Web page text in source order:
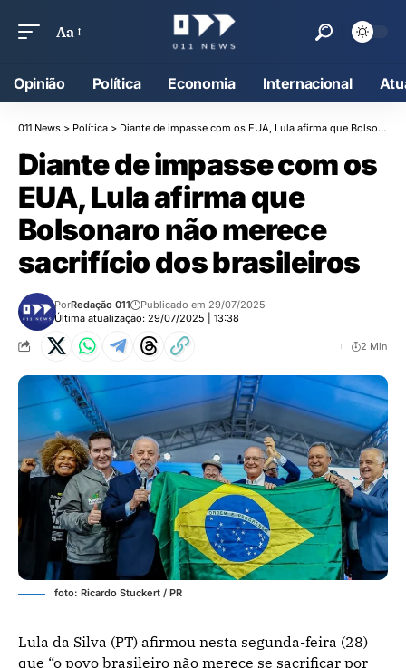
Aa
Opinião Política Economia Internacional
011 News > Política > Diante de impasse com os EUA, Lula afirma que Bolsonaro não merece sacrifício dos brasileiros
Diante de impasse com os
EUA, Lula afirma que
Bolsonaro não merece
sacrifício dos brasileiros
Última atualização: 29/07/2025 | 13:38
PorRedação 011 Publicado em 29/07/2025
2 Min
foto: Ricardo Stuckert / PR
Lula da Silva (PT) afirmou nesta segunda-feira (28)
que “o povo brasileiro não merece se sacrificar por